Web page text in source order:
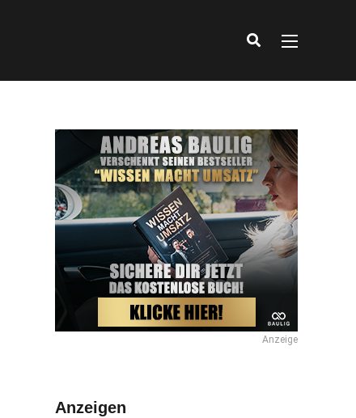
Anzeige
Anzeigen